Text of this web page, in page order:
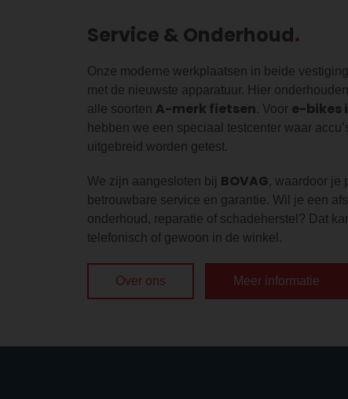
Service & Onderhoud
Onze moderne werkplaatsen in beide
met de nieuwste apparatuur. Hier
alle soorten A-merk fietsen. Voor e-bikes
hebben we een speciaal testcenter waar
uitgebreid worden getest.
We zijn aangesloten bij BOVAG, waardoor je
betrouwbare service en garantie. Wil je een
onderhoud, reparatie of schadeherstel? Dat
telefonisch of gewoon in de winkel.
Over ons Meer informatie